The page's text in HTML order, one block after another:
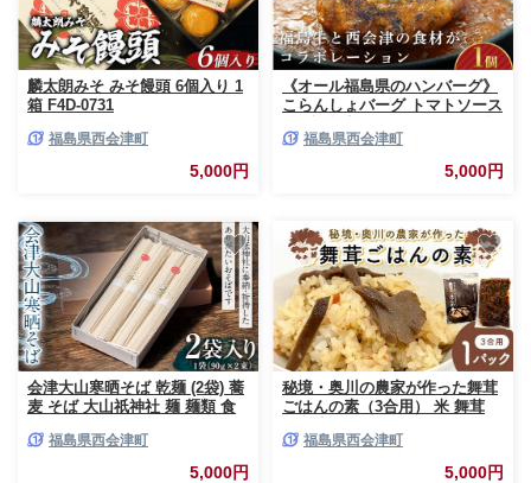
麟太朗みそ みそ饅頭 6個入り 1
箱 F4D-0731
福島県西会津町
5,000円
《オール福島県のハンバーグ》
こらんしょバーグ トマトソース
お弁当 レトルト 常温保存 保存
食 備蓄 防災 非常食 食品 F4D-
福島県西会津町
5,000円
会津大山寒晒そば 乾麺 (2袋) 蕎
麦 そば 大山祇神社 麺 麺類 食
福島県西会津町
5,000円
秘境・奥川の農家が作った舞茸
ごはんの素（3合用） 米 舞茸
福島県西会津町
5,000円